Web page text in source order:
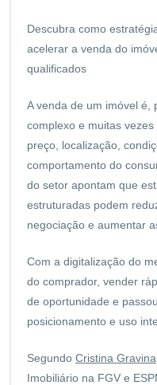
Descubra como
acelerar a venda do
qualificados
A venda de um imóvel é,
complexo e muitas
preço, localização,
comportamento do
do setor apontam que
estruturadas podem
negociação e aumentar
Com a digitalização do
do comprador, vender
de oportunidade e
posicionamento e uso
Segundo Cristina Gravina
Imobiliário na FGV e